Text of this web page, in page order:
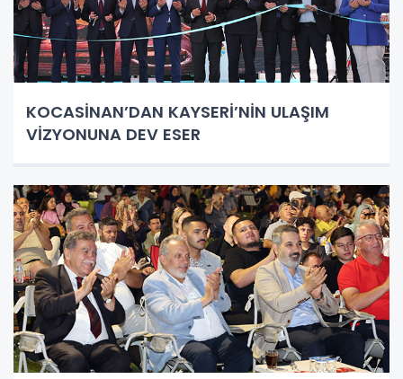
KOCASİNAN’DAN KAYSERİ’NİN ULAŞIM
VİZYONUNA DEV ESER